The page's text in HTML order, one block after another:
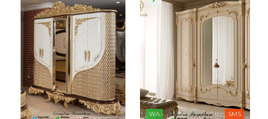
WA SMS